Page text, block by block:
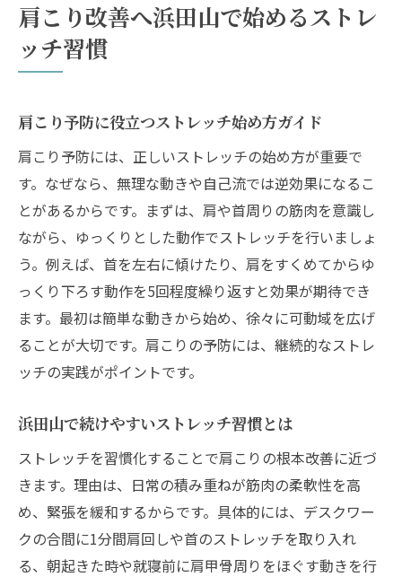
肩こりに効くストレッチの生活への取り入
れ方
筋肉の緊張緩和に最適なストレッチ効果
肩こり改善を促すストレッチの仕組み解説
肩まわりの血行促進に役立つストレッチ法
浜田山で注目のストレッチ効果とは
ストレッチが肩こりの根本改善に繋がる理
由
不調解消にはストレッチがなぜ必要なのか
浜田山で選ばれる肩こり対策のストレッチ法
人気の肩こり解消ストレッチ実践法紹介
い
ト
肩こり対策に最適なストレッチ選びのポイ
ント
浜田山で支持されるストレッチケア方法
肩こり改善へ浜田山で始めるストレ
ッチ習慣
肩こり予防に役立つストレッチ始め方ガイド
肩こり予防には、正しいストレッチの始め方が重要で
す。なぜなら、無理な動きや自己流では逆効果になるこ
とがあるからです。まずは、肩や首周りの筋肉を意識し
ながら、ゆっくりとした動作でストレッチを行いましょ
う。例えば、首を左右に傾けたり、肩をすくめてからゆ
っくり下ろす動作を5回程度繰り返すと効果が期待でき
ます。最初は簡単な動きから始め、徐々に可動域を広げ
ることが大切です。肩こりの予防には、継続的なストレ
ッチの実践がポイントです。
浜田山で続けやすいストレッチ習慣とは
ストレッチを習慣化することで肩こりの根本改善に近づ
きます。理由は、日常の積み重ねが筋肉の柔軟性を高
め、緊張を緩和するからです。具体的には、デスクワー
クの合間に1分間肩回しや首のストレッチを取り入れ
る、朝起きた時や就寝前に肩甲骨周りをほぐす動きを行